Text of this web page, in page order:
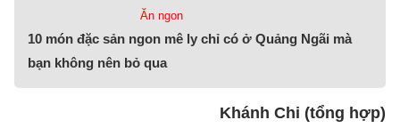
Ăn ngon
10 món đặc sản ngon mê ly chỉ có ở Quảng Ngãi mà
bạn không nên bỏ qua
Khánh Chi (tổng hợp)